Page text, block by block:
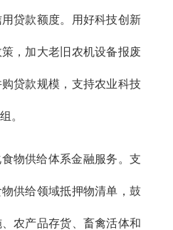
贷款额度。用好科技创新
，加大老旧农机设备报废
贷款规模，支持农业科技
。
食物供给体系金融服务。支
供给领域抵押物清单，鼓
农产品存货、畜禽活体和